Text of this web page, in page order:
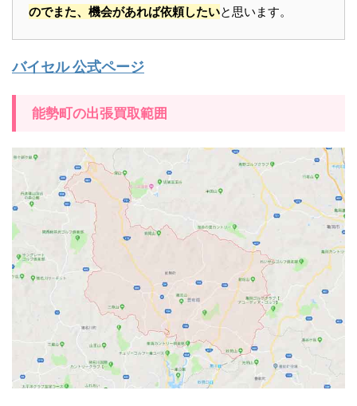
のでまた、機会があれば依頼したいと思います。
バイセル 公式ページ
能勢町の出張買取範囲